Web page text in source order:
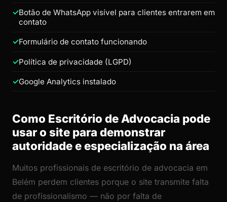
Botão de WhatsApp visível para clientes entrarem em
contato
Formulário de contato funcionando
Política de privacidade (LGPD)
Google Analytics instalado
Como Escritório de Advocacia pode
usar o site para demonstrar
autoridade e especialização na área
Muitos profissionais de escritório de advocacia em
Belém perdem clientes porque o site transmite falta
de profissionalismo — não por falta de